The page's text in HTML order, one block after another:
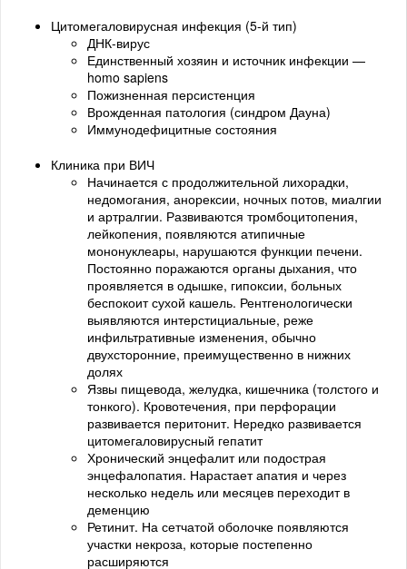
Цитомегаловирусная инфекция (5-й тип)
ДНК-вирус
Единственный хозяин и источник инфекции —
homo sapiens
Пожизненная персистенция
Врожденная патология (синдром Дауна)
Иммунодефицитные состояния
Клиника при ВИЧ
Начинается с продолжительной лихорадки,
недомогания, анорексии, ночных потов, миалгии
и артралгии. Развиваются тромбоцитопения,
лейкопения, появляются атипичные
мононуклеары, нарушаются функции печени.
Постоянно поражаются органы дыхания, что
проявляется в одышке, гипоксии, больных
беспокоит сухой кашель. Рентгенологически
выявляются интерстициальные, реже
инфильтративные изменения, обычно
двухсторонние, преимущественно в нижних
долях
Язвы пищевода, желудка, кишечника (толстого и
тонкого). Кровотечения, при перфорации
развивается перитонит. Нередко развивается
цитомегаловирусный гепатит
Хронический энцефалит или подострая
энцефалопатия. Нарастает апатия и через
несколько недель или месяцев переходит в
деменцию
Ретинит. На сетчатой оболочке появляются
участки некроза, которые постепенно
расширяются